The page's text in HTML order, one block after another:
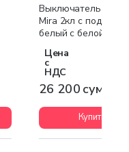
Выключатель
Mira 2кл с
белый с белой
Цена
с
НДС
26 200 сум
Купить